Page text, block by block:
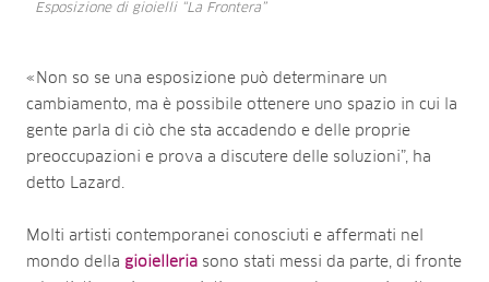
Esposizione di gioielli “La Frontera”
«Non so se una esposizione può determinare un
cambiamento, ma è possibile ottenere uno spazio in cui la
gente parla di ciò che sta accadendo e delle proprie
preoccupazioni e prova a discutere delle soluzioni”, ha
detto Lazard.
Molti artisti contemporanei conosciuti e affermati nel
mondo della gioielleria sono stati messi da parte, di fronte